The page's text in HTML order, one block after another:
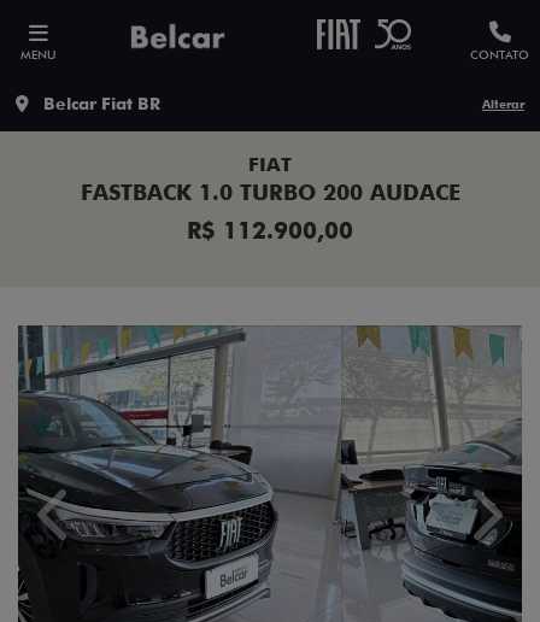
MENU CONTATO
Belcar Fiat BR Alterar
FIAT
FASTBACK 1.0 TURBO 200 AUDACE
R$ 112.900,00
Previous Next